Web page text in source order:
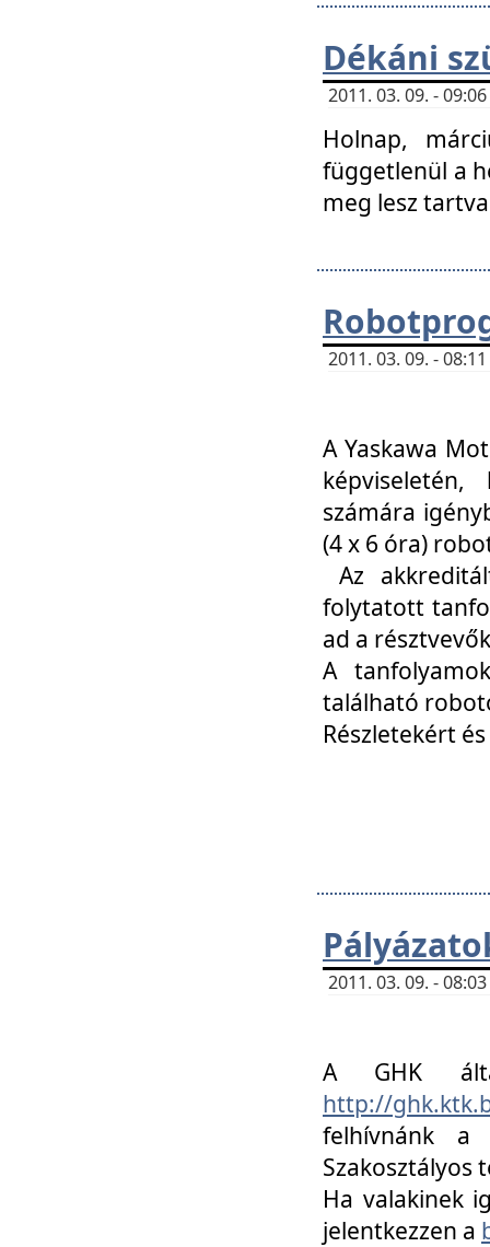
Dékáni
2011. 03. 09. -
Holnap,
függetlenül a
meg lesz
2011. 03. 09. -
A Yaskawa
számára
(4 x 6 óra)
Az
folytatott
ad a
A
található
Részletekért
2011. 03. 09. -
A GHK
http://
felhívnánk a
Szakosztályos
Ha valakinek
jelentkezzen a